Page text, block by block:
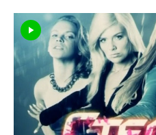
очень похожей на Алмаз.